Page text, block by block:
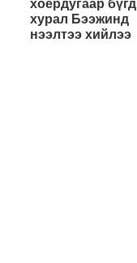
хоёрдугаар бүгд
хурал Бээжинд
нээлтээ хийлээ